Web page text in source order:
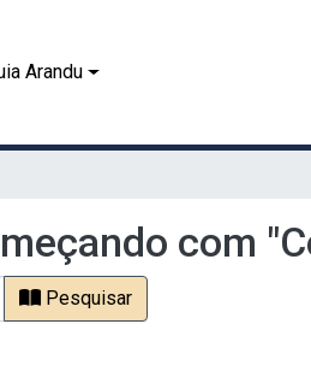
Arandu
com
Pesquisar